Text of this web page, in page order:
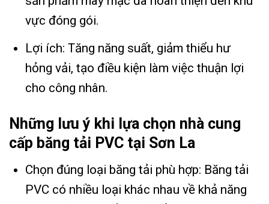
vực đóng gói.
Lợi ích: Tăng năng suất, giảm thiểu hư
hỏng vải, tạo điều kiện làm việc thuận lợi
cho công nhân.
Những lưu ý khi lựa chọn nhà cung
cấp băng tải PVC tại Sơn La
Chọn đúng loại băng tải phù hợp: Băng tải
PVC có nhiều loại khác nhau về khả năng